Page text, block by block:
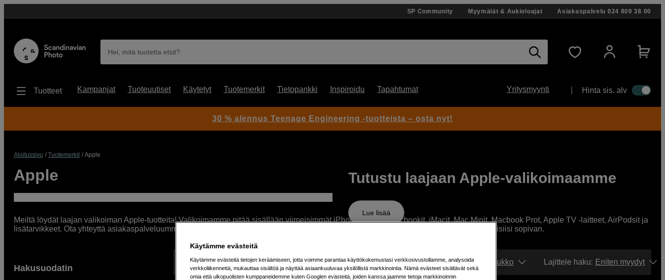
SP Community Myymälät & Aukioloajat Asiakaspalvelu 024 809 38 00
Hei, mitä tuotetta etsit?
Tuotteet Kampanjat Tuoteuutiset Käytetyt Tuotemerkit Tietopankki Inspiroidu Tapahtumat Yritysmyynti Hinta sis. alv
Aloitussivu Tuotemerkit Apple
Apple Tutustu laajaan Apple-valikoimaamme
Lue lisää
Meiltä löydät laajan valikoiman Apple-tuotteita! Valikoimamme pitää sisällään viimeisimmät iPhonet, iPadit, Macbookit, iMacit, Mac Minit, Macbook Prot, Apple TV -laitteet, AirPodsit ja
lisätarvikkeet. Ota yhteyttä asiakaspalveluumme, jos sinulla on kysyttävää tai tarvit apua hankinnassa niin autamme sinua löytämään tarpeisiisi sopivan.
Hakusuodatin
Näyttää 147 tuotetta Näytä: Ruudukko Lajittele haku: Eniten myydyt
30 % alennus Teenage Engineering -tuotteista – osta nyt!
Käytämme evästeitä
Käytämme evästeitä tietojen keräämiseen, jotta voimme parantaa käyttökokemustasi verkkosivustollamme, analysoida
verkkoliikennettä, mukauttaa sisältöä ja näyttää asiaankuuluvaa yksilöllistä markkinointia. Nämä evästeet sisältävät sekä
omia että ulkopuolisten kumppaneidemme kuten Googlen evästeitä, joiden kanssa jaamme tietoja markkinoinnin